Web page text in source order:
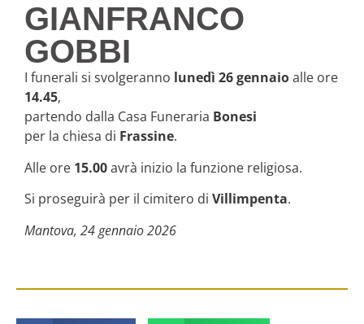
GIANFRANCO
GOBBI
I funerali si svolgeranno lunedì 26 gennaioalle ore
14.45,
partendo dalla Casa Funeraria Bonesi
per la chiesa di Frassine.
Alle ore 15.00avrà inizio la funzione religiosa.
Si proseguirà per il cimitero di Villimpenta.
Mantova, 24 gennaio 2026